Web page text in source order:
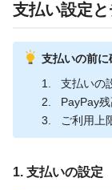
支払い設定
支払いの前に
支払いの
PayPay
ご利用上
1. 支払いの設定